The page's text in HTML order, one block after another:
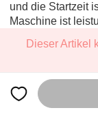
und die Startzeit
Maschine ist
Dieser Artikel